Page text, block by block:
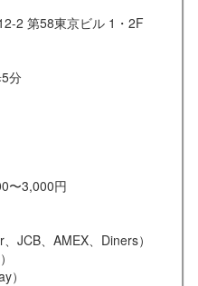
2 第58東京ビル 1・2F
分
〜3,000円
JCB、AMEX、Diners）
）